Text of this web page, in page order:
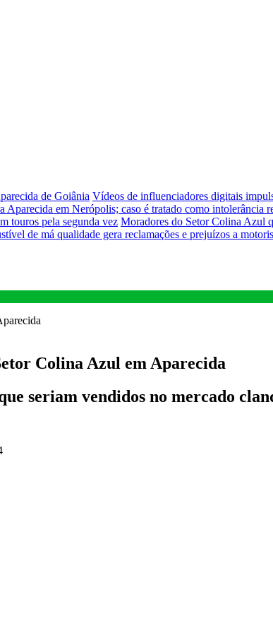
de Goiânia Vídeos de influenciadores digitais
em Nerópolis; caso é tratado como intolerância
touros pela segunda vez Moradores do Setor Colina Azul
de má qualidade gera reclamações e prejuízos a
Colina Azul em Aparecida
seriam vendidos no mercado